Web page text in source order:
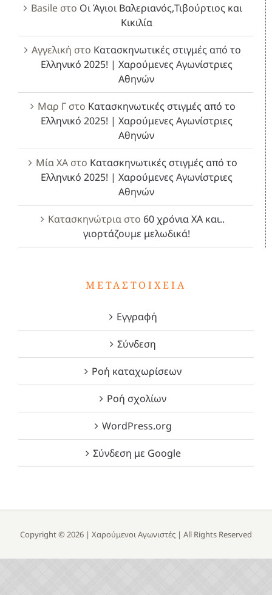
Basileστο Οι Άγιοι Βαλεριανός,Τιβούρτιος και
Κικιλία
Αγγελική στο Κατασκηνωτικές στιγμές από το
Ελληνικό 2025! | Χαρούμενες Αγωνίστριες
Αθηνών
Μαρ Γστο Κατασκηνωτικές στιγμές από το
Ελληνικό 2025! | Χαρούμενες Αγωνίστριες
Αθηνών
Μία ΧΑστο Κατασκηνωτικές στιγμές από το
Ελληνικό 2025! | Χαρούμενες Αγωνίστριες
Αθηνών
Κατασκηνώτρια στο 60 χρόνια ΧΑ και..
γιορτάζουμε μελωδικά!
ΜΕΤΑΣΤΟΙΧΕΊΑ
Εγγραφή
Σύνδεση
Ροή καταχωρίσεων
Ροή σχολίων
WordPress.org
Σύνδεση με Google
Copyright © 2026 | Χαρούμενοι Αγωνιστές | All Rights Reserved